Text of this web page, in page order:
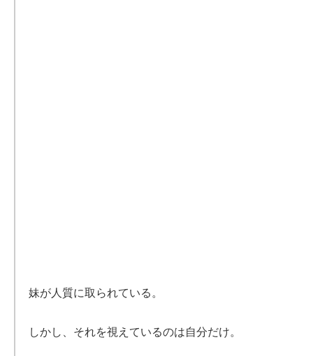
妹が人質に取られている。
しかし、それを視えているのは自分だけ。